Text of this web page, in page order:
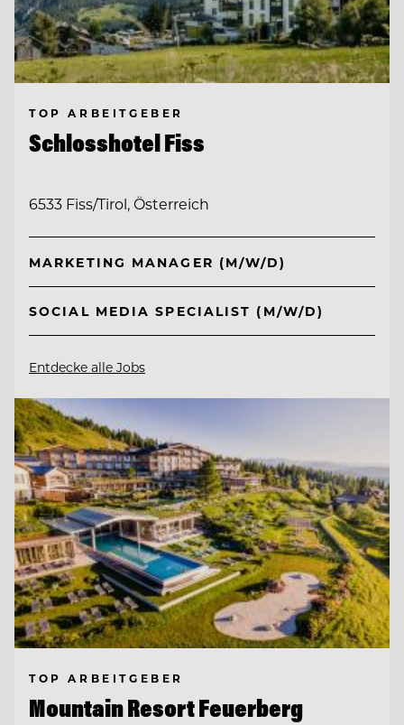
TOP ARBEITGEBER
Schlosshotel Fiss
6533 Fiss/Tirol, Österreich
MARKETING MANAGER (M/W/D)
SOCIAL MEDIA SPECIALIST (M/W/D)
Entdecke alle Jobs
TOP ARBEITGEBER
Mountain Resort Feuerberg